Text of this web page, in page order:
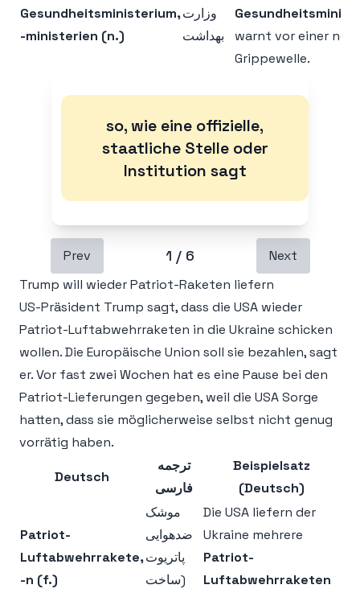
Gesundheitsministerium,
-ministerien (n.)
وزارت
بهداشت
warnt vor einer
Grippewelle.
so, wie eine offizielle,
staatliche Stelle oder
Institution sagt
Prev 1 / 6
Next
Trump will wieder Patriot-Raketen liefern
US-Präsident Trump sagt, dass die USA wieder
Patriot-Luftabwehrraketen in die Ukraine schicken
wollen. Die Europäische Union soll sie bezahlen, sagt
er. Vor fast zwei Wochen hat es eine Pause bei den
Patriot-Lieferungen gegeben, weil die USA Sorge
hatten, dass sie möglicherweise selbst nicht genug
vorrätig haben.
Deutsch
ترجمه
فارسی
Beispielsatz
(Deutsch)
Patriot-
Luftabwehrrakete,
-n (f.)
موشک
ضدهوایی
پاتریوت
(ساخت
Die USA liefern der
Ukraine mehrere
Patriot-
Luftabwehrraketen